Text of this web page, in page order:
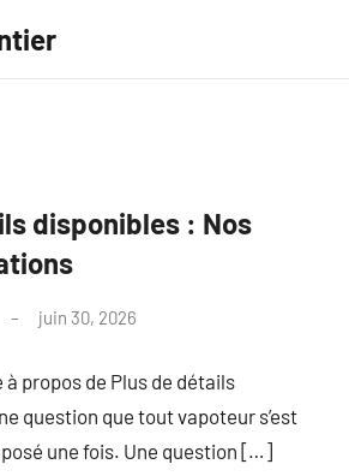
disponibles : Nos
juin 30, 2026
propos de Plus de détails
question que tout vapoteur s’est
une fois. Une question […]